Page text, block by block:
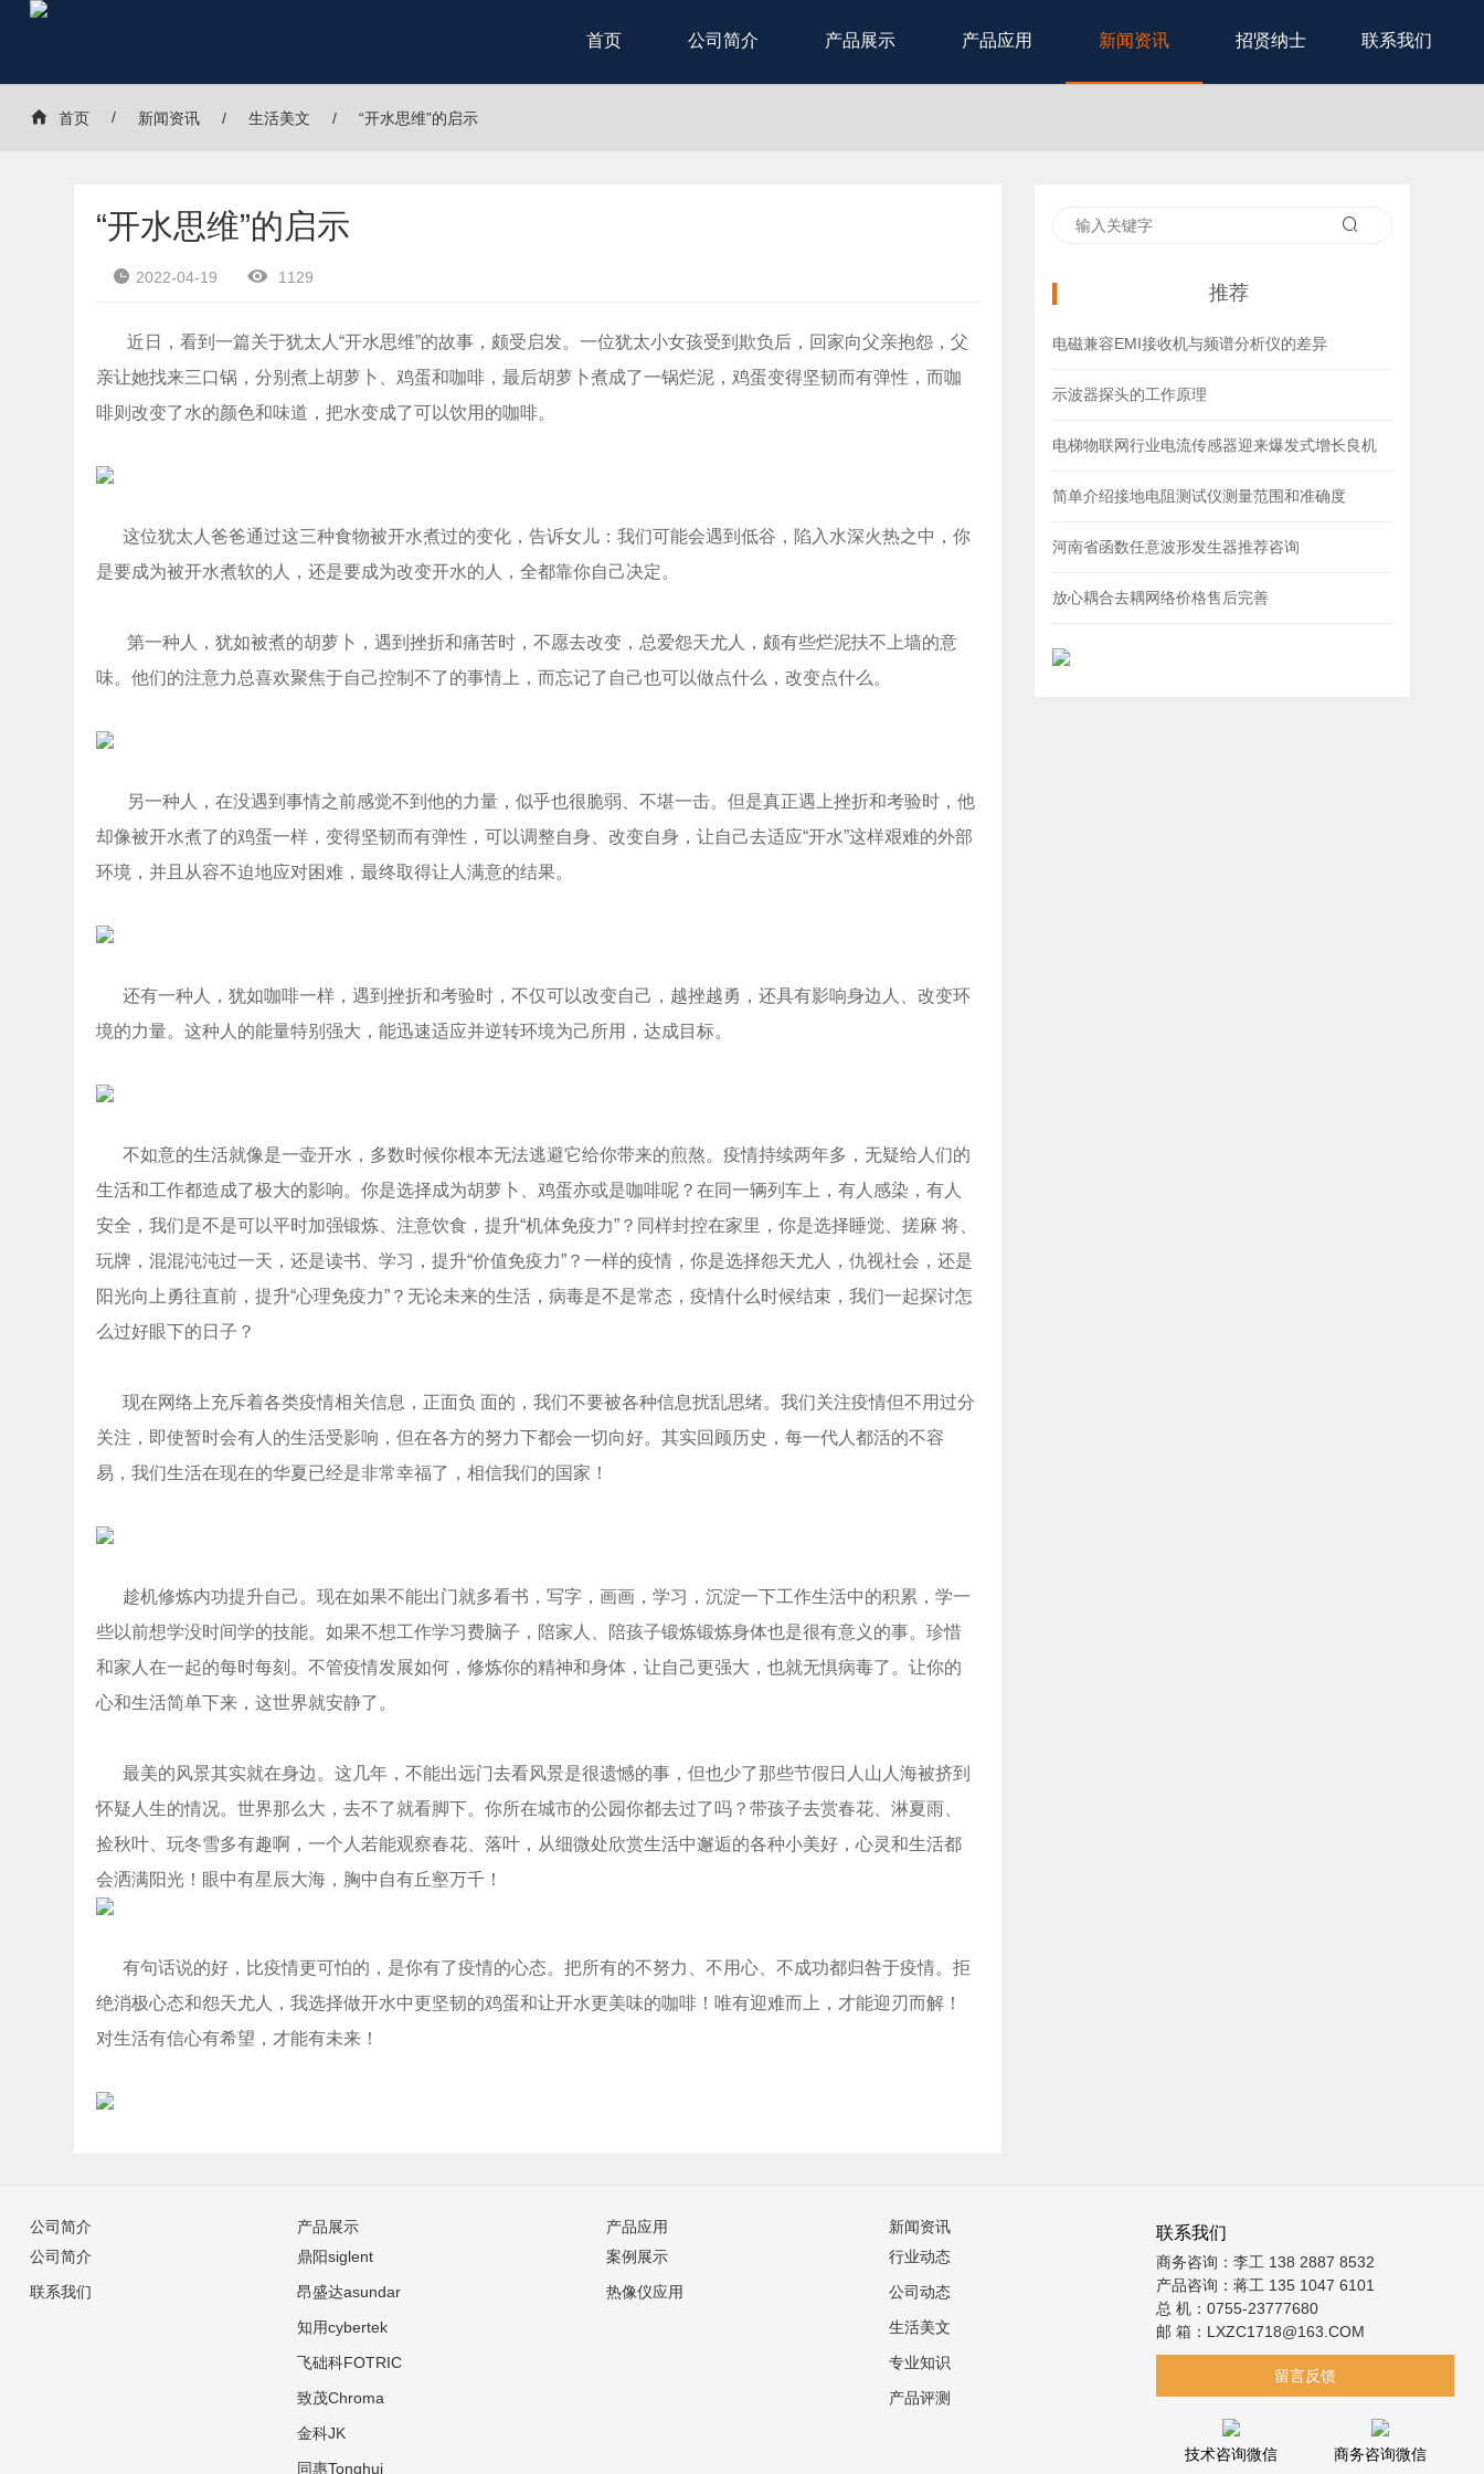
首页 公司简介 产品展示 产品应用 新闻资讯 招贤纳士 联系我们
首页 新闻资讯 生活美文 “开水思维”的启示
“开水思维”的启示
2022-04-19 1129
近日，看到一篇关于犹太人“开水思维”的故事，颇受启发。一位犹太小女孩受到欺负后，回家向父亲抱怨，父
亲让她找来三口锅，分别煮上胡萝卜、鸡蛋和咖啡，最后胡萝卜煮成了一锅烂泥，鸡蛋变得坚韧而有弹性，而咖
啡则改变了水的颜色和味道，把水变成了可以饮用的咖啡。
这位犹太人爸爸通过这三种食物被开水煮过的变化，告诉女儿：我们可能会遇到低谷，陷入水深火热之中，你
是要成为被开水煮软的人，还是要成为改变开水的人，全都靠你自己决定。
第一种人，犹如被煮的胡萝卜，遇到挫折和痛苦时，不愿去改变，总爱怨天尤人，颇有些烂泥扶不上墙的意
味。他们的注意力总喜欢聚焦于自己控制不了的事情上，而忘记了自己也可以做点什么，改变点什么。
另一种人，在没遇到事情之前感觉不到他的力量，似乎也很脆弱、不堪一击。但是真正遇上挫折和考验时，他
却像被开水煮了的鸡蛋一样，变得坚韧而有弹性，可以调整自身、改变自身，让自己去适应“开水”这样艰难的外部
环境，并且从容不迫地应对困难，最终取得让人满意的结果。
还有一种人，犹如咖啡一样，遇到挫折和考验时，不仅可以改变自己，越挫越勇，还具有影响身边人、改变环
境的力量。这种人的能量特别强大，能迅速适应并逆转环境为己所用，达成目标。
不如意的生活就像是一壶开水，多数时候你根本无法逃避它给你带来的煎熬。疫情持续两年多，无疑给人们的
生活和工作都造成了极大的影响。你是选择成为胡萝卜、鸡蛋亦或是咖啡呢？在同一辆列车上，有人感染，有人
安全，我们是不是可以平时加强锻炼、注意饮食，提升“机体免疫力”？同样封控在家里，你是选择睡觉、搓麻 将、
玩牌，混混沌沌过一天，还是读书、学习，提升“价值免疫力”？一样的疫情，你是选择怨天尤人，仇视社会，还是
阳光向上勇往直前，提升“心理免疫力”？无论未来的生活，病毒是不是常态，疫情什么时候结束，我们一起探讨怎
么过好眼下的日子？
现在网络上充斥着各类疫情相关信息，正面负 面的，我们不要被各种信息扰乱思绪。我们关注疫情但不用过分
关注，即使暂时会有人的生活受影响，但在各方的努力下都会一切向好。其实回顾历史，每一代人都活的不容
易，我们生活在现在的华夏已经是非常幸福了，相信我们的国家！
趁机修炼内功提升自己。现在如果不能出门就多看书，写字，画画，学习，沉淀一下工作生活中的积累，学一
些以前想学没时间学的技能。如果不想工作学习费脑子，陪家人、陪孩子锻炼锻炼身体也是很有意义的事。珍惜
和家人在一起的每时每刻。不管疫情发展如何，修炼你的精神和身体，让自己更强大，也就无惧病毒了。让你的
心和生活简单下来，这世界就安静了。
最美的风景其实就在身边。这几年，不能出远门去看风景是很遗憾的事，但也少了那些节假日人山人海被挤到
怀疑人生的情况。世界那么大，去不了就看脚下。你所在城市的公园你都去过了吗？带孩子去赏春花、淋夏雨、
捡秋叶、玩冬雪多有趣啊，一个人若能观察春花、落叶，从细微处欣赏生活中邂逅的各种小美好，心灵和生活都
会洒满阳光！眼中有星辰大海，胸中自有丘壑万千！
有句话说的好，比疫情更可怕的，是你有了疫情的心态。把所有的不努力、不用心、不成功都归咎于疫情。拒
绝消极心态和怨天尤人，我选择做开水中更坚韧的鸡蛋和让开水更美味的咖啡！唯有迎难而上，才能迎刃而解！
对生活有信心有希望，才能有未来！
推荐
电磁兼容EMI接收机与频谱分析仪的差异
示波器探头的工作原理
电梯物联网行业电流传感器迎来爆发式增长良机
简单介绍接地电阻测试仪测量范围和准确度
河南省函数任意波形发生器推荐咨询
放心耦合去耦网络价格售后完善
公司简介
公司简介
联系我们
产品展示
鼎阳siglent
昂盛达asundar
知用cybertek
飞础科FOTRIC
致茂Chroma
金科JK
同惠Tonghui
产品应用
案例展示
热像仪应用
新闻资讯
行业动态
公司动态
生活美文
专业知识
产品评测
联系我们
商务咨询：李工 138 2887 8532
产品咨询：蒋工 135 1047 6101
总 机：0755-23777680
邮 箱：LXZC1718@163.COM
留言反馈
技术咨询微信 商务咨询微信